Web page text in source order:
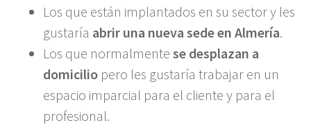
Los que están implantados en su sector y les
gustaría abrir una nueva sede en Almería.
Los que normalmentese desplazan a
domicilio pero les gustaría trabajar en un
espacio imparcial para el cliente y para el
profesional.